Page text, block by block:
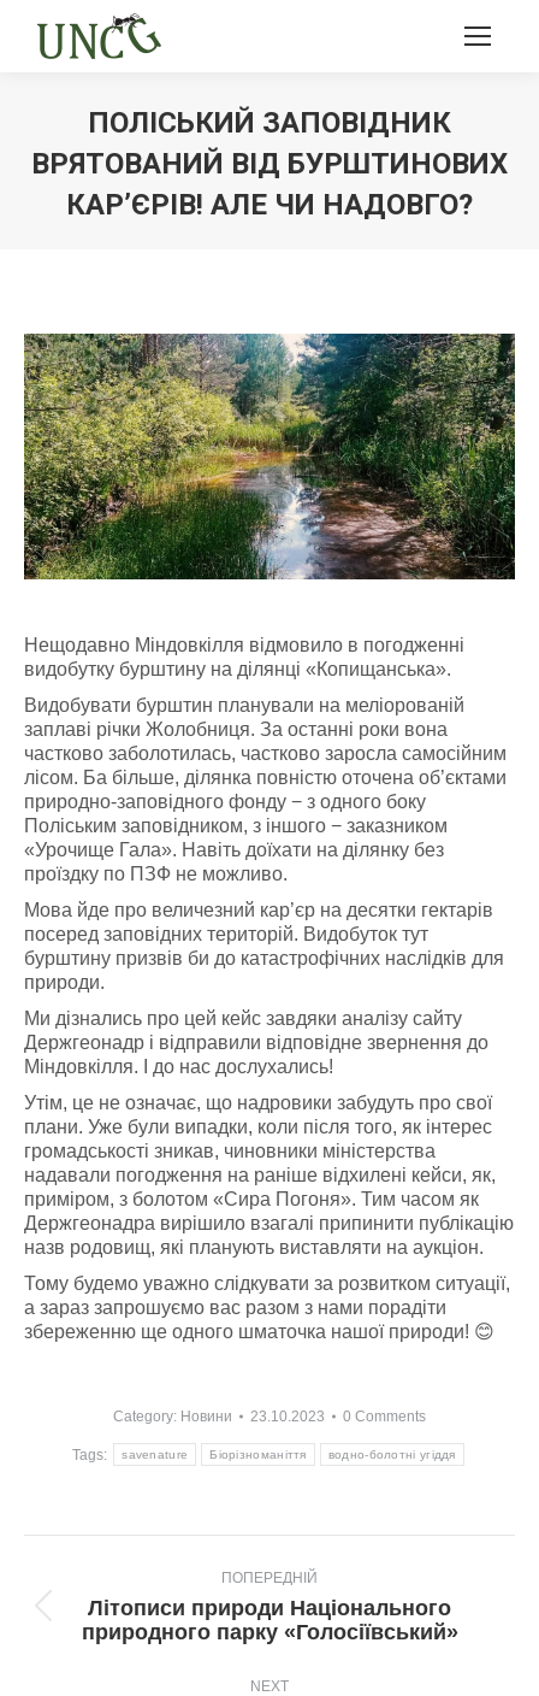
ПОЛІСЬКИЙ ЗАПОВІДНИК
ВРЯТОВАНИЙ ВІД БУРШТИНОВИХ
КАР’ЄРІВ! АЛЕ ЧИ НАДОВГО?
Нещодавно Міндовкілля відмовило в погодженні
видобутку бурштину на ділянці «Копищанська».
Видобувати бурштин планували на меліорованій
заплаві річки Жолобниця. За останні роки вона
частково заболотилась, частково заросла самосійним
лісом. Ба більше, ділянка повністю оточена об’єктами
природно-заповідного фонду − з одного боку
Поліським заповідником, з іншого − заказником
«Урочище Гала». Навіть доїхати на ділянку без
проїздку по ПЗФ не можливо.
Мова йде про величезний кар’єр на десятки гектарів
посеред заповідних територій. Видобуток тут
бурштину призвів би до катастрофічних наслідків для
природи.
Ми дізнались про цей кейс завдяки аналізу сайту
Держгеонадр і відправили відповідне звернення до
Міндовкілля. І до нас дослухались!
Утім, це не означає, що надровики забудуть про свої
плани. Уже були випадки, коли після того, як інтерес
громадськості зникав, чиновники міністерства
надавали погодження на раніше відхилені кейси, як,
приміром, з болотом «Сира Погоня». Тим часом як
Держгеонадра вирішило взагалі припинити публікацію
назв родовищ, які планують виставляти на аукціон.
Тому будемо уважно слідкувати за розвитком ситуації,
а зараз запрошуємо вас разом з нами порадіти
збереженню ще одного шматочка нашої природи! 😊
Category: Новини 23.10.2023 0 Comments
Tags: savenature Біорізноманіття водно-болотні угіддя
navigation
ПОПЕРЕДНІЙ
Попередній
пост:
Літописи природи Національного
природного парку «Голосіївський»
NEXT